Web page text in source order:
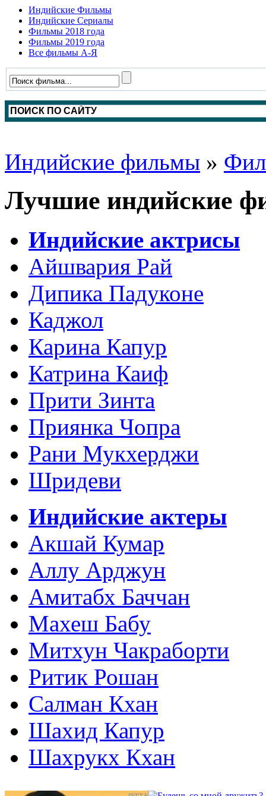
Индийские Фильмы
Индийские Сериалы
Фильмы 2018 года
Фильмы 2019 года
Все фильмы А-Я
Индийские фильмы »
Лучшие индийские
Индийские актрисы
Айшвария Рай
Дипика Падуконе
Каджол
Карина Капур
Катрина Каиф
Прити Зинта
Приянка Чопра
Рани Мукхерджи
Шридеви
Индийские актеры
Акшай Кумар
Аллу Арджун
Амитабх Баччан
Махеш Бабу
Митхун Чакраборти
Ритик Рошан
Салман Кхан
Шахид Капур
Шахрукх Кхан